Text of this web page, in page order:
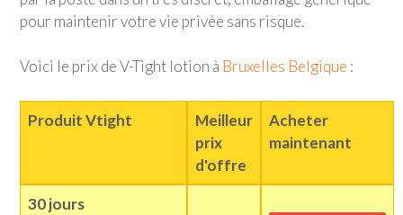
pour maintenir votre vie privée sans risque.
Voici le prix de V-Tight lotion à Bruxelles Belgique :
Produit Vtight
Meilleur
prix
d'offre
Acheter
maintenant
30 jours